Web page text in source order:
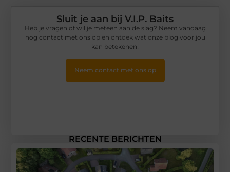
RECENTE BERICHTEN
Sluit je aan bij V.I.P. Baits
Heb je vragen of wil je meteen aan de slag? Neem vandaag
nog contact met ons op en ontdek wat onze blog voor jou
kan betekenen!
Neem contact met ons op